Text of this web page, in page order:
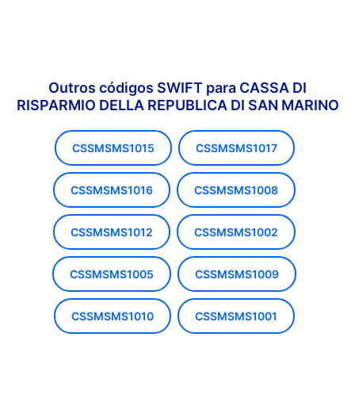
Outros códigos SWIFT para CASSA DI
RISPARMIO DELLA REPUBLICA DI SAN MARINO
CSSMSMS1015 CSSMSMS1017
CSSMSMS1016 CSSMSMS1008
CSSMSMS1012 CSSMSMS1002
CSSMSMS1005 CSSMSMS1009
CSSMSMS1010 CSSMSMS1001